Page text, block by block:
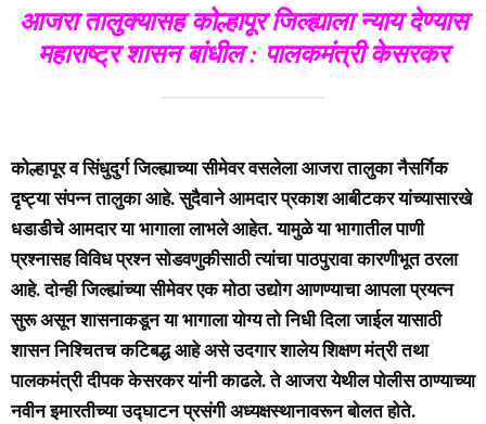
आजरा तालुक्यासह कोल्हापूर जिल्ह्याला न्याय देण्यास
महाराष्ट्र शासन बांधील : पालकमंत्री केसरकर
कोल्हापूर व सिंधुदुर्ग जिल्ह्याच्या सीमेवर वसलेला आजरा तालुका नैसर्गिक
दृष्ट्या संपन्न तालुका आहे. सुदैवाने आमदार प्रकाश आबीटकर यांच्यासारखे
धडाडीचे आमदार या भागाला लाभले आहेत. यामुळे या भागातील पाणी
प्रश्नासह विविध प्रश्न सोडवणुकीसाठी त्यांचा पाठपुरावा कारणीभूत ठरला
आहे. दोन्ही जिल्ह्यांच्या सीमेवर एक मोठा उद्योग आणण्याचा आपला प्रयत्न
सुरू असून शासनाकडून या भागाला योग्य तो निधी दिला जाईल यासाठी
शासन निश्चितच कटिबद्ध आहे असे उदगार शालेय शिक्षण मंत्री तथा
पालकमंत्री दीपक केसरकर यांनी काढले. ते आजरा येथील पोलीस ठाण्याच्या
नवीन इमारतीच्या उद्घाटन प्रसंगी अध्यक्षस्थानावरून बोलत होते.